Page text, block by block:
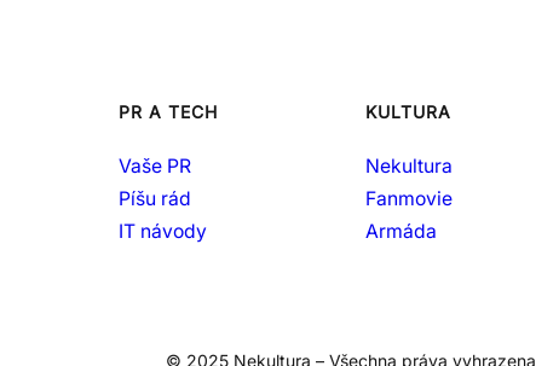
PR A TECH
Vaše PR
Píšu rád
IT návody
KULTURA
Nekultura
Fanmovie
Armáda
© 2025 Nekultura – Všechna práva vyhrazena